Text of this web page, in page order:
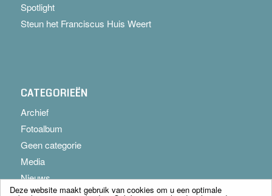
Spotlight
Steun het Franciscus Huis Weert
CATEGORIEËN
Archief
Fotoalbum
Geen categorie
Media
Nieuws
Deze website maakt gebruik van cookies om u een optimale